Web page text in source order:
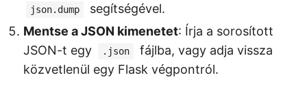
json.dump
segítségével.
Mentse a JSON kimenetet: Írja a sorosított
JSON-t egy
.json
fájlba, vagy adja vissza
közvetlenül egy Flask végpontról.